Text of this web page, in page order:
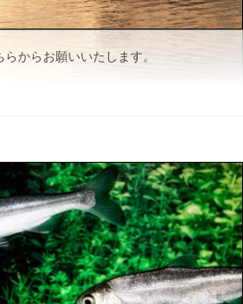
からお願いいたします。